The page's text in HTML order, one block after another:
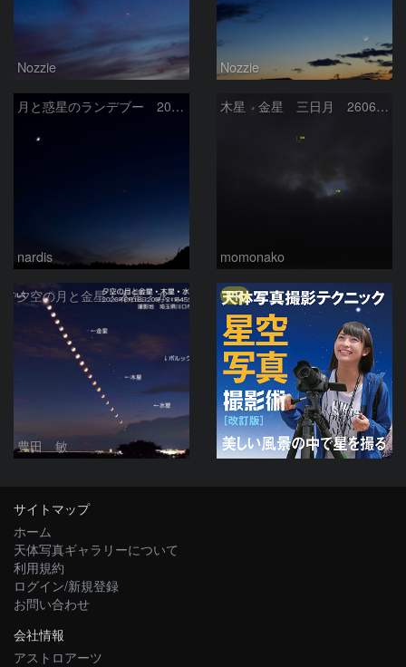
Nozzie Nozzie
月と惑星のランデブー 2026/06/19
nardis
木星 金星 三日月 260618
momonako
夕空の月と金星・木星・水星の接近 2026/6/18
豊田 敏
PR
サイトマップ
ホーム
天体写真ギャラリーについて
利用規約
ログイン/新規登録
お問い合わせ
会社情報
アストロアーツ